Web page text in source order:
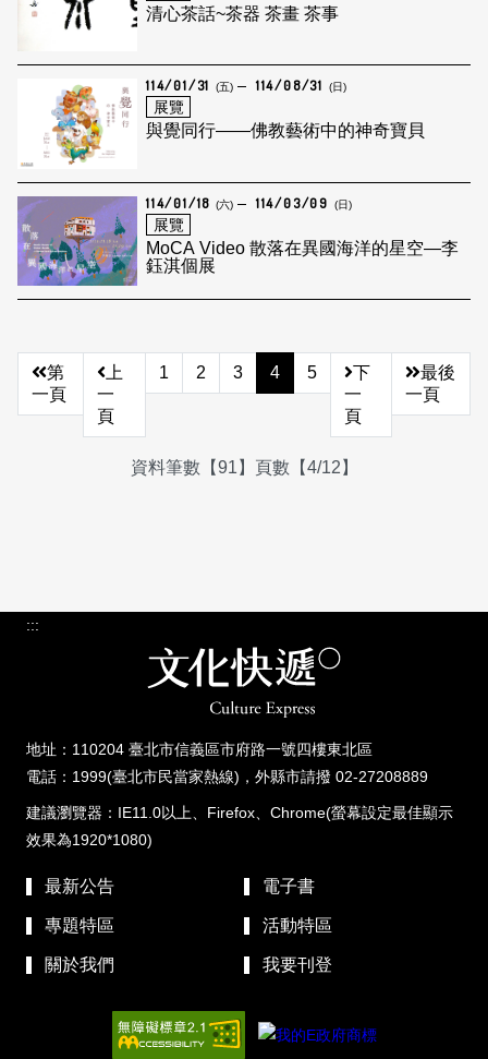
清心茶話~茶器 茶畫 茶事
114/01/31 (五) 114/08/31 (日)
展覽
與覺同行——佛教藝術中的神奇寶貝
114/01/18 (六) 114/03/09 (日)
展覽
MoCA Video 散落在異國海洋的星空—李
鈺淇個展
第
一頁
上
一
頁
1 2 3 4 5
下
一
頁
最後
一頁
資料筆數【91】頁數【4/12】
:::
地址：110204 臺北市信義區市府路一號四樓東北區
電話：1999(臺北市民當家熱線)，外縣市請撥 02-27208889
建議瀏覽器：IE11.0以上、Firefox、Chrome(螢幕設定最佳顯示
效果為1920*1080)
最新公告 電子書
專題特區 活動特區
關於我們 我要刊登